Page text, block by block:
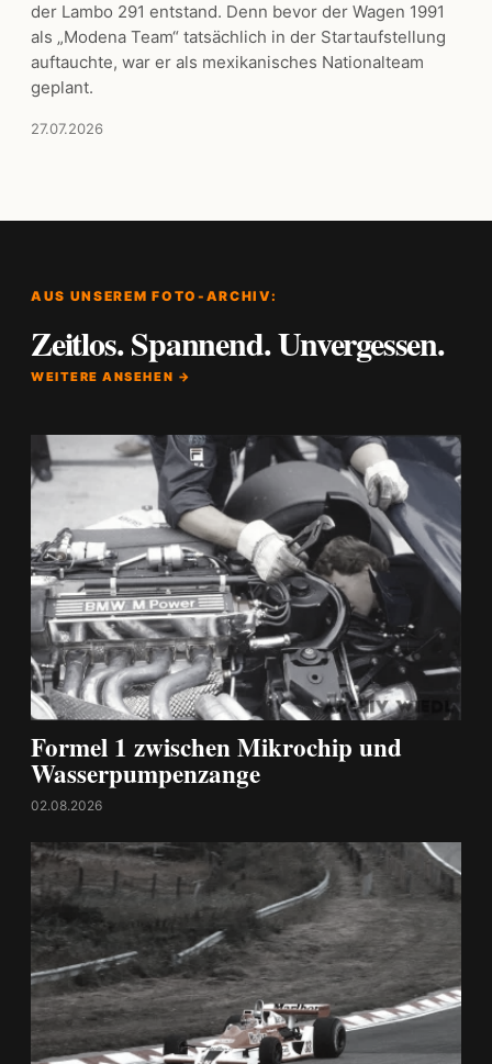
der Lambo 291 entstand. Denn bevor der Wagen 1991
als „Modena Team“ tatsächlich in der Startaufstellung
auftauchte, war er als mexikanisches Nationalteam
geplant.
27.07.2026
AUS UNSEREM FOTO-ARCHIV:
Zeitlos. Spannend. Unvergessen.
WEITERE ANSEHEN →
Formel 1 zwischen Mikrochip und
Wasserpumpenzange
02.08.2026